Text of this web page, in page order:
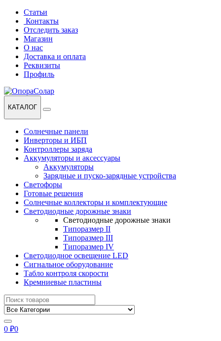
Перейти
навигации
Перейти
содержанию
Статьи
Контакты
Отследить заказ
Магазин
О нас
Доставка и оплата
Реквизиты
Профиль
КАТАЛОГ
Солнечные панели
Инверторы и ИБП
Контроллеры заряда
Аккумуляторы и аксессуары
Аккумуляторы
Зарядные и пуско-зарядные устройства
Светофоры
Готовые решения
Солнечные коллекторы и комплектующие
Светодиодные дорожные знаки
Светодиодные дорожные знаки
Типоразмер II
Типоразмер III
Типоразмер IV
Светодиодное освещение LED
Сигнальное оборудование
Табло контроля скорости
Кремниевые пластины
Найти:
0 ₽0